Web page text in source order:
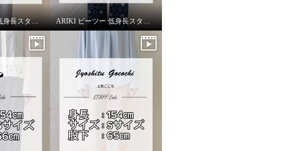
ARIKI ピーツー 低身長スタッフがはいてみました！ ARIKI ピーツー 低身長スタッフがはいてみました！